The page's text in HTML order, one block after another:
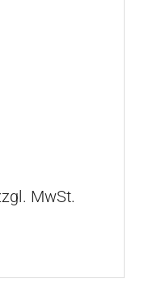
MwSt.